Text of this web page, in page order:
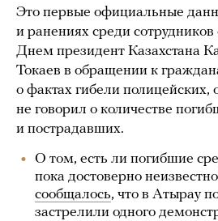
Это первые официальные
и ранениях среди
Днем президент Казахстана
Токаев в обращении к
о фактах гибели полицейских,
не говорил о количестве
и пострадавших.
О том, есть ли погибшие
пока достоверно
сообщалось, что в Атырау
застрелили одного